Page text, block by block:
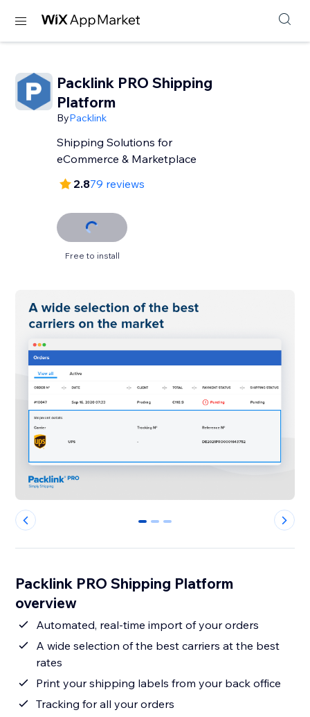
Packlink PRO Shipping
Platform
ByPacklink
Shipping Solutions for
eCommerce & Marketplace
2.879 reviews
Free to install
0 1 2
Packlink PRO Shipping Platform
overview
Automated, real-time import of your orders
A wide selection of the best carriers at the best
rates
Print your shipping labels from your back office
Tracking for all your orders